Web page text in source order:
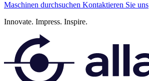
Maschinen durchsuchen Kontaktieren Sie uns
Innovate. Impress. Inspire.